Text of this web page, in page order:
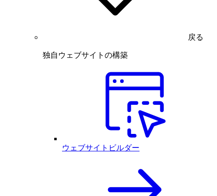
戻る
独自ウェブサイトの構築
ウェブサイトビルダー